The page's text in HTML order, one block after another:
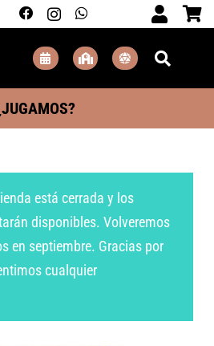
está cerrada y los
disponibles. Volveremos
en septiembre. Gracias por
cualquier